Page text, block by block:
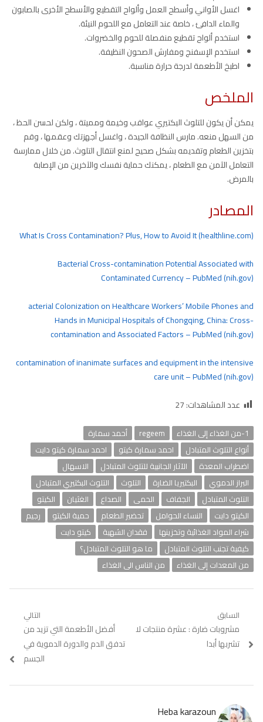
اغسل الأواني وأسطح العمل وألواح التقطيع والأسطح الأخرى بالصابون
والماء الدافئ ، خاصة عند التعامل مع اللحوم النيئة.
استخدم ألواح تقطيع منفصلة للحوم والخضروات.
استخدم الإسفنج ومفارش الصحون النظيفة.
اطبخ الأطعمة لدرجة حرارة مناسبة.
الملخص
يمكن أن يكون للتلوث البكتيري عواقب وخيمة ومميتة ، ولكن لحسن الحظ ،
من السهل منعه. مارس النظافة الجيدة ، واغسل أجهزتك وعقمها ، وقم
بتخزين الطعام وتقديمه بشكل صحيح لمنع انتقال التلوث. من خلال ممارسة
التعامل الآمن مع الطعام ، يمكنك حماية نفسك والآخرين من الإصابة
بالمرض.
المصادر
What Is Cross Contamination? Plus, How to Avoid It (healthline.com)
Bacterial Cross-contamination Potential Associated with
Contaminated Currency – PubMed (nih.gov)
acterial Colonization on Healthcare Workers’ Mobile Phones and
Hands in Municipal Hospitals of Chongqing, China: Cross-
contamination and Associated Factors – PubMed (nih.gov)
contamination of inanimate surfaces and equipment in the intensive
care unit – PubMed (nih.gov)
عدد المشاهدات:27
1-من الغذاء إلى الغذاء regeem
أحمد سمارة
أنواع التلوث المتبادل
احمد سمارة كيتو
احمد سمارة كيتو دايت
اضطراب المعدة
الآثار الجانبية للتلوث المتبادل
الاسهال
البراز الدموي
البكتيريا الضارة التلوث
التلوث البكتيري المتبادل
التلوث المتبادل
الجفاف الحمى الصداع الغثيان
الكيتو
الكيتو دايت
النساء الحوامل تحضير الطعام حمية الكيتو
رجيم
شراء المواد الغذائية وتخزينها
فقدان الشهية
كيتو دايت
كيفية تجنب التلوث المتبادل
ما هو التلوث المتبادل؟
من المعدات إلى الغذاء
من الناس الى الغذاء
تصفّح
المقالات
السابق
Previous
post:
مشروبات ضارة : عشرة منتجات لا
تشربها أبدا
التالي
Next
post:
أفضل الأطعمة التي تزيد من
تدفق الدم والدورة الدموية في
الجسم
Heba karazoun